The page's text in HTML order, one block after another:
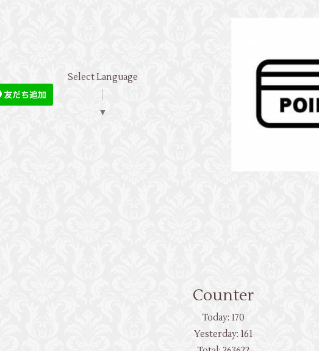
Select Language
▼
Counter
Today: 170
Yesterday: 161